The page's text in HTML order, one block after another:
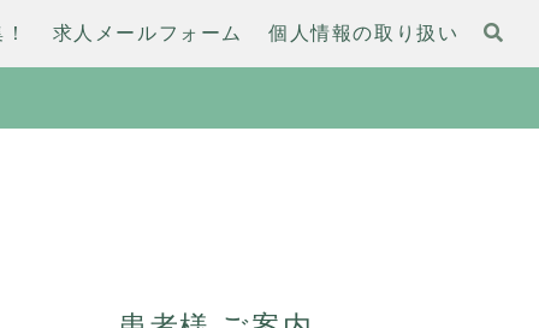
求人メールフォーム 個人情報の取り扱い